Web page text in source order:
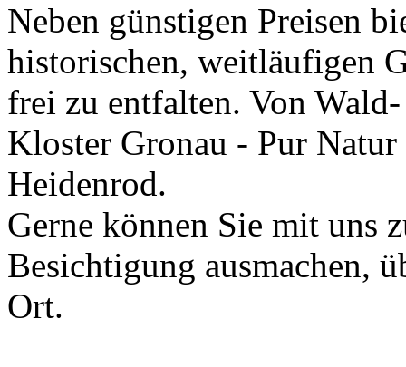
Neben günstigen Preisen
historischen, weitläufigen
frei zu entfalten. Von
Kloster Gronau - Pur
Heidenrod.
Gerne können Sie mit uns
Besichtigung ausmachen,
Ort.